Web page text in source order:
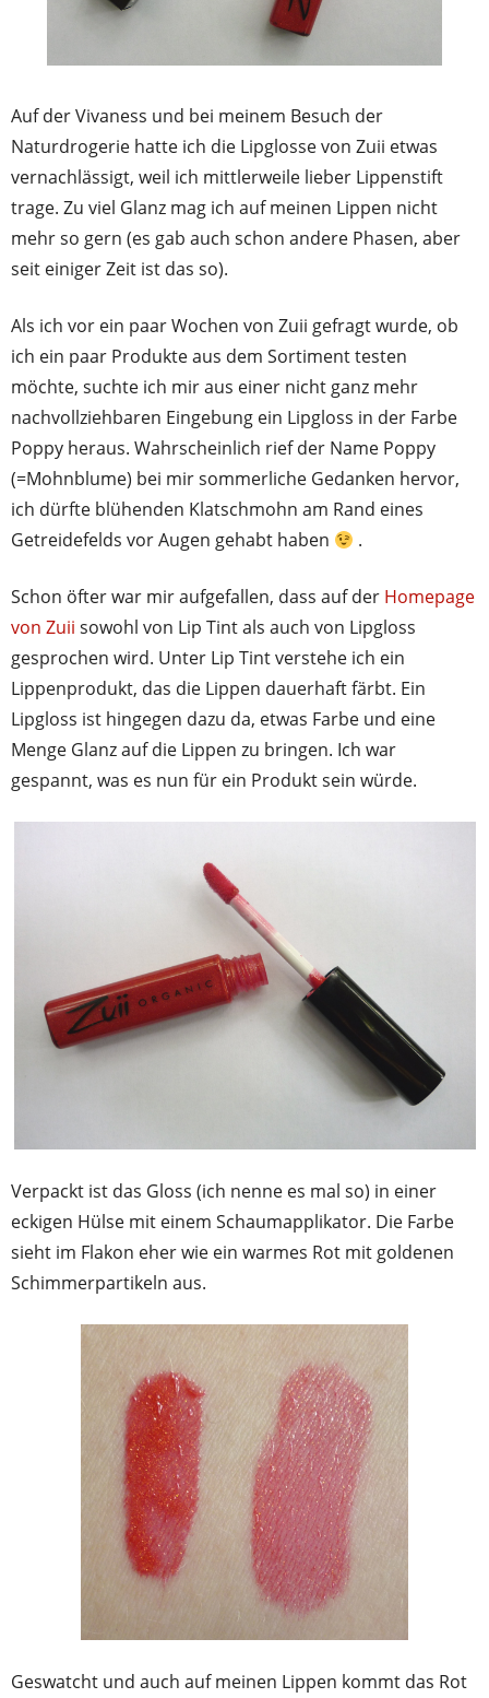
Auf der Vivaness und bei meinem Besuch der
Naturdrogerie hatte ich die Lipglosse von Zuii etwas
vernachlässigt, weil ich mittlerweile lieber Lippenstift
trage. Zu viel Glanz mag ich auf meinen Lippen nicht
mehr so gern (es gab auch schon andere Phasen, aber
seit einiger Zeit ist das so).
Als ich vor ein paar Wochen von Zuii gefragt wurde, ob
ich ein paar Produkte aus dem Sortiment testen
möchte, suchte ich mir aus einer nicht ganz mehr
nachvollziehbaren Eingebung ein Lipgloss in der Farbe
Poppy heraus. Wahrscheinlich rief der Name Poppy
(=Mohnblume) bei mir sommerliche Gedanken hervor,
ich dürfte blühenden Klatschmohn am Rand eines
Getreidefelds vor Augen gehabt haben
.
Schon öfter war mir aufgefallen, dass auf der Homepage
von Zuii sowohl von Lip Tint als auch von Lipgloss
gesprochen wird. Unter Lip Tint verstehe ich ein
Lippenprodukt, das die Lippen dauerhaft färbt. Ein
Lipgloss ist hingegen dazu da, etwas Farbe und eine
Menge Glanz auf die Lippen zu bringen. Ich war
gespannt, was es nun für ein Produkt sein würde.
Verpackt ist das Gloss (ich nenne es mal so) in einer
eckigen Hülse mit einem Schaumapplikator. Die Farbe
sieht im Flakon eher wie ein warmes Rot mit goldenen
Schimmerpartikeln aus.
Geswatcht und auch auf meinen Lippen kommt das Rot